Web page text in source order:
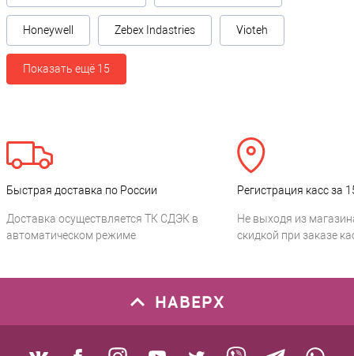
Honeywell Zebex Indastries Vioteh
Показать ещё 15
Быстрая доставка по России
Доставка осуществляется ТК СДЭК в
автоматическом режиме
Регистрация касс за
Не выходя из
скидкой при заказе
НАВЕРХ